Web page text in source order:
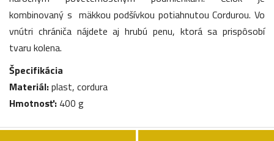
kombinovaný s mäkkou podšívkou potiahnutou Cordurou. Vo
vnútri chrániča nájdete aj hrubú penu, ktorá sa prispôsobí
tvaru kolena.
Špecifikácia
Materiál:plast, cordura
Hmotnosť: 400 g